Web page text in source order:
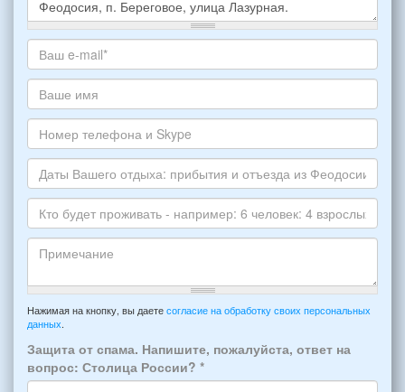
Какое
жилье
хотите
снять,
укажите
пожалуйста
НОМЕР
варианта:
*
Ваш
адрес
электронной
почты
*
Ваше
имя
Номер
телефона
и
Skype
Даты
Вашего
отдыха:
прибытия
отъезда
из
Феодосии:
*
Кто
будет
-
например:
6
человек:
4
взрослых
Примечание
Нажимая на кнопку, вы даете согласие на обработку своих персональных
данных
Защита от спама. Напишите, пожалуйста, ответ на
вопрос: Столица России? *